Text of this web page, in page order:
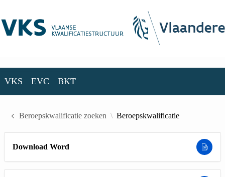
VKS EVC BKT
Beroepskwalificatie zoeken Beroepskwalificatie
Download Word